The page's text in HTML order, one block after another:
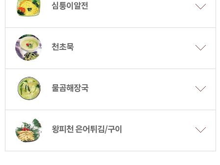
심퉁이알전
천초묵
물곰해장국
왕피천 은어튀김/구이